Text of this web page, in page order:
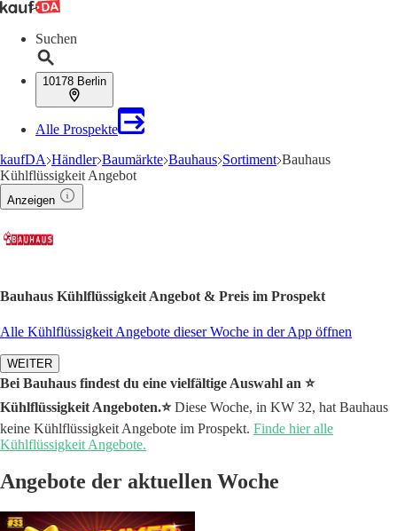
Suchen
10178 Berlin
Alle Prospekte
kaufDA Händler Baumärkte Bauhaus Sortiment Bauhaus
Kühlflüssigkeit Angebot
Anzeigen
Bauhaus Kühlflüssigkeit Angebot & Preis im Prospekt
Alle Kühlflüssigkeit Angebote dieser Woche in der App öffnen
WEITER
Bei Bauhaus findest du eine vielfältige Auswahl an ⭐️
Kühlflüssigkeit Angeboten.⭐️Diese Woche, in KW 32, hat Bauhaus
keine Kühlflüssigkeit Angebote im Prospekt. Finde hier alle
Kühlflüssigkeit Angebote.
Angebote der aktuellen Woche